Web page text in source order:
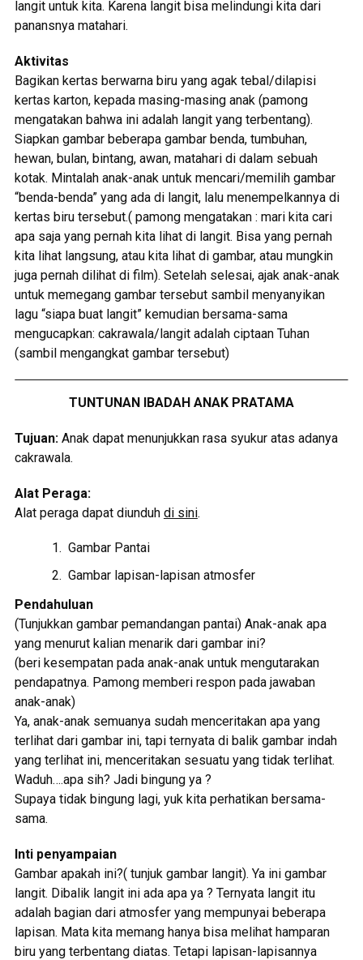
langit untuk kita. Karena langit bisa melindungi kita dari
panansnya matahari.
Aktivitas
Bagikan kertas berwarna biru yang agak tebal/dilapisi
kertas karton, kepada masing-masing anak (pamong
mengatakan bahwa ini adalah langit yang terbentang).
Siapkan gambar beberapa gambar benda, tumbuhan,
hewan, bulan, bintang, awan, matahari di dalam sebuah
kotak. Mintalah anak-anak untuk mencari/memilih gambar
“benda-benda” yang ada di langit, lalu menempelkannya di
kertas biru tersebut.( pamong mengatakan : mari kita cari
apa saja yang pernah kita lihat di langit. Bisa yang pernah
kita lihat langsung, atau kita lihat di gambar, atau mungkin
juga pernah dilihat di film). Setelah selesai, ajak anak-anak
untuk memegang gambar tersebut sambil menyanyikan
lagu “siapa buat langit” kemudian bersama-sama
mengucapkan: cakrawala/langit adalah ciptaan Tuhan
(sambil mengangkat gambar tersebut)
TUNTUNAN IBADAH ANAK PRATAMA
Tujuan:Anak dapat menunjukkan rasa syukur atas adanya
cakrawala.
Alat Peraga:
Alat peraga dapat diunduh di sini.
Gambar Pantai
Gambar lapisan-lapisan atmosfer
Pendahuluan
(Tunjukkan gambar pemandangan pantai) Anak-anak apa
yang menurut kalian menarik dari gambar ini?
(beri kesempatan pada anak-anak untuk mengutarakan
pendapatnya. Pamong memberi respon pada jawaban
anak-anak)
Ya, anak-anak semuanya sudah menceritakan apa yang
terlihat dari gambar ini, tapi ternyata di balik gambar indah
yang terlihat ini, menceritakan sesuatu yang tidak terlihat.
Waduh….apa sih? Jadi bingung ya ?
Supaya tidak bingung lagi, yuk kita perhatikan bersama-
sama.
Inti penyampaian
Gambar apakah ini?( tunjuk gambar langit). Ya ini gambar
langit. Dibalik langit ini ada apa ya ? Ternyata langit itu
adalah bagian dari atmosfer yang mempunyai beberapa
lapisan. Mata kita memang hanya bisa melihat hamparan
biru yang terbentang diatas. Tetapi lapisan-lapisannya